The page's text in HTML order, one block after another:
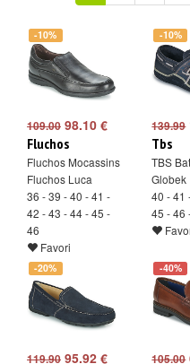
-10%
109.00 98.10 €
Fluchos
Fluchos Mocassins
Fluchos Luca
36 - 39 - 40 - 41 -
42 - 43 - 44 - 45 -
46
Favori
-10%
139.99
Tbs
TBS
Globek
40 - 41
45 - 46
-20%
119.90 95.92 €
-40%
105.00